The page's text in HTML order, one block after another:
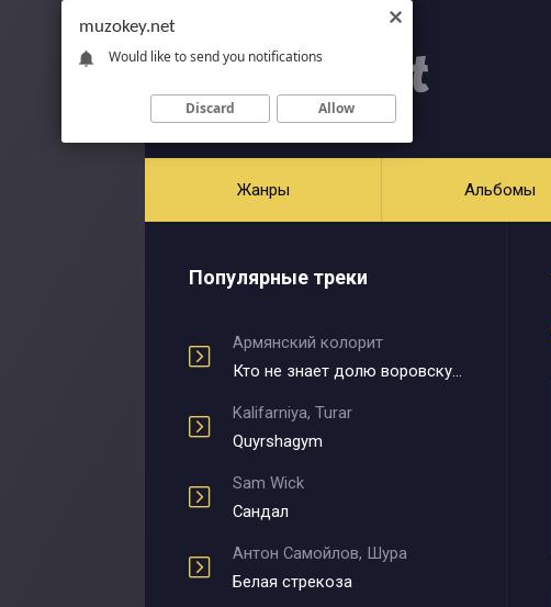
Жанры Альбомы
Популярные треки
Армянский колорит
Кто не знает долю воровскую
Kalifarniya, Turar
Quyrshagym
Sam Wick
Сандал
Антон Самойлов, Шура
Белая стрекоза
muzokey.net
Would like to send you notifications
Discard Allow